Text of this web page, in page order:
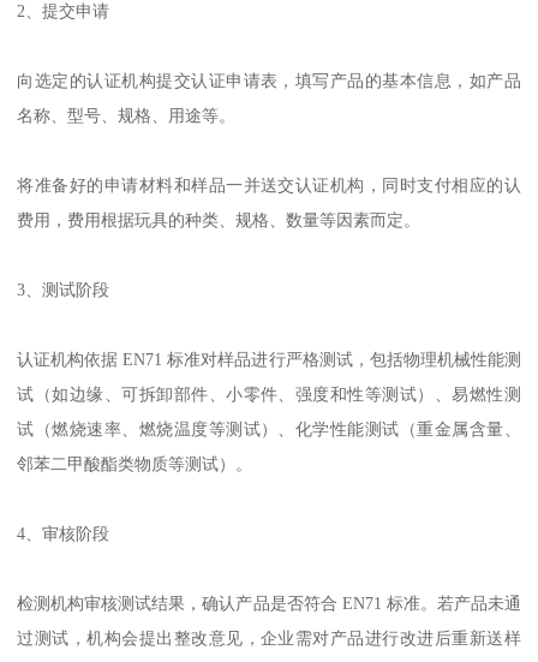
2、提交申请
向选定的认证机构提交认证申请表，填写产品的基本信息，如产品
名称、型号、规格、用途等。
将准备好的申请材料和样品一并送交认证机构，同时支付相应的认
费用，费用根据玩具的种类、规格、数量等因素而定。
3、测试阶段
认证机构依据 EN71 标准对样品进行严格测试，包括物理机械性能测
试（如边缘、可拆卸部件、小零件、强度和性等测试）、易燃性测
试（燃烧速率、燃烧温度等测试）、化学性能测试（重金属含量、
邻苯二甲酸酯类物质等测试）。
4、审核阶段
检测机构审核测试结果，确认产品是否符合 EN71 标准。若产品未通
过测试，机构会提出整改意见，企业需对产品进行改进后重新送样